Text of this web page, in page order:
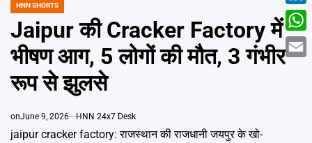
POSTED
HNN SHORTS
Jaipur की Cracker Factory में
भीषण आग, 5 लोगों की मौत, 3 गंभीर
रूप से झुलसे
onJune 9, 2026 HNN 24x7 Desk
jaipur cracker factory: राजस्थान की राजधानी जयपुर के खो-